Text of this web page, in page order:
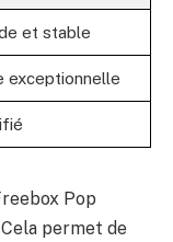
et stable
exceptionnelle
Pop
Cela permet de